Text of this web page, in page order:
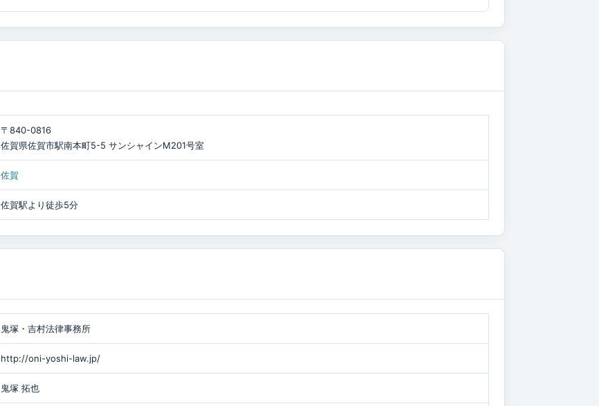
〒840-0816
佐賀県佐賀市駅南本町5-5 サンシャインM201号室
佐賀
佐賀駅より徒歩5分
鬼塚・吉村法律事務所
http://oni-yoshi-law.jp/
鬼塚 拓也